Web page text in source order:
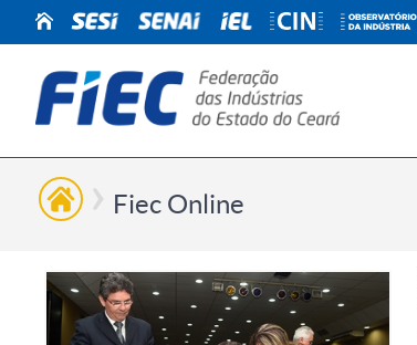
Fiec Online